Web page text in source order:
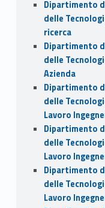
Dipartimento
delle
ricerca
Dipartimento
delle
Azienda
Dipartimento
delle
Lavoro
Dipartimento
delle
Lavoro
Dipartimento
delle
Lavoro